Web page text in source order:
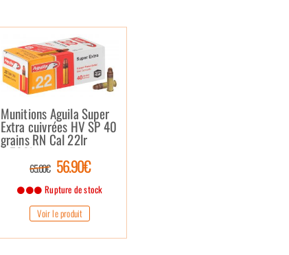
Munitions Aguila Super
Extra cuivrées HV SP 40
grains RN Cal 22lr
(x500)
65.00€ 56.90€
Rupture de stock
Voir le produit